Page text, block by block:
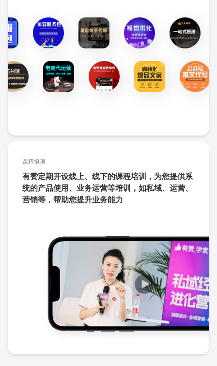
课程培训
有赞定期开设线上、线下的课程培训，为您提供系
统的产品使用、业务运营等培训，如私域、运营、
营销等，帮助您提升业务能力